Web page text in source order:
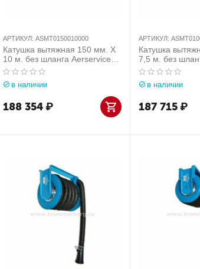
АРТИКУЛ: ASMT0150010000
Катушка вытяжная 150 мм. Х
10 м. без шланга Aerservice
(Италия) арт.
ASMT0150010000
в наличии
188 354₽
АРТИКУЛ:
Катушка
7,5 м. без
(Италия) арт.
в наличии
187 715₽